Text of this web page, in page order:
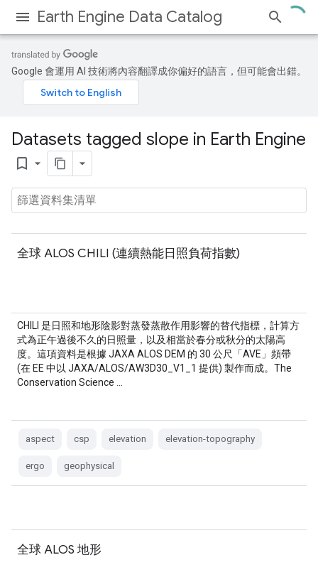
Earth Engine Data Catalog
Google 會運用 AI 技術將內容翻譯成你偏好的語言，但可能會出錯。
Datasets tagged slope in Earth Engine
bookmark_border
全球 ALOS CHILI (連續熱能日照負荷指數)
CHILI 是日照和地形陰影對蒸發蒸散作用影響的替代指標，計算方
式為正午過後不久的日照量，以及相當於春分或秋分的太陽高
度。這項資料是根據 JAXA ALOS DEM 的 30 公尺「AVE」頻帶
(在 EE 中以 JAXA/ALOS/AW3D30_V1_1 提供) 製作而成。The
Conservation Science …
aspect csp elevation elevation-topography
ergo geophysical
全球 ALOS 地形